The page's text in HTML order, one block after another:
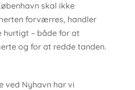
skal ikke
forværres, handler
hurtigt – både for at
og for at redde tanden.
ved Nyhavn har vi